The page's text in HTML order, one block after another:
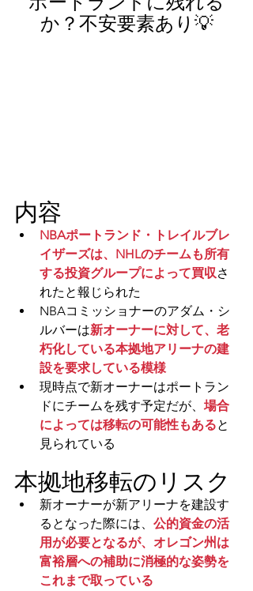
か？不安要素あり 💡
内容
NBAポートランド・トレイルブレ
イザーズは、NHLのチームも所有
する投資グループによって買収さ
れたと報じられた
NBAコミッショナーのアダム・シ
ルバーは新オーナーに対して、老
朽化している本拠地アリーナの建
設を要求している模様
現時点で新オーナーはポートラン
ドにチームを残す予定だが、 場合
によっては移転の可能性もあると
見られている
本拠地移転のリスク
新オーナーが新アリーナを建設す
るとなった際には、 公的資金の活
用が必要となるが、オレゴン州は
富裕層への補助に消極的な姿勢を
これまで取っている